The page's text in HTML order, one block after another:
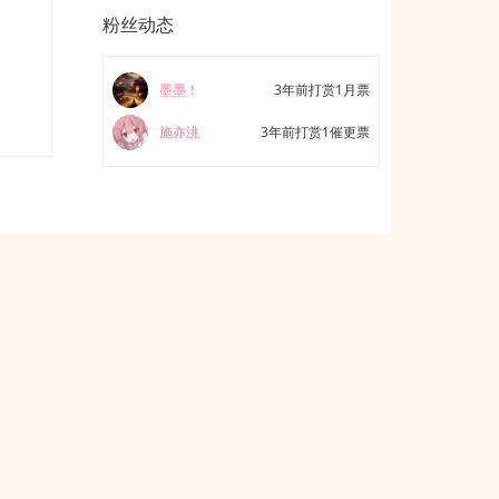
粉丝动态
墨墨！ 3年前打赏1月票
施亦洮 3年前打赏1催更票